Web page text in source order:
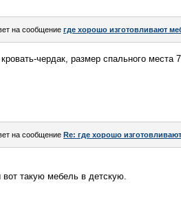
на сообщение где хорошо изготовливают
чердак, размер спального
на сообщение Re: где хорошо
такую мебель в детскую.